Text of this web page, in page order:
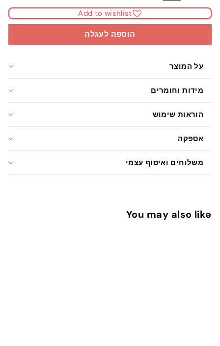
Add to wishlist
הוספה לעגלה
על המוצר
מידות וחומרים
הוראות שימוש
אספקה
משלוחים ואיסוף עצמי
You may also like